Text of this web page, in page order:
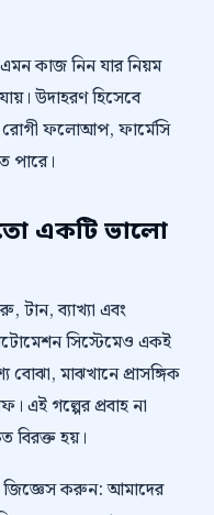
এমন কাজ নিন যার নিয়ম
উদাহরণ হিসেবে
রোগী ফলোআপ, ফার্মেসি
পারে।
একটি ভালো
টান, ব্যাখ্যা এবং
সিস্টেমেও একই
মাঝখানে প্রাসঙ্গিক
এই গল্পের প্রবাহ না
বিরক্ত হয়।
করুন: আমাদের